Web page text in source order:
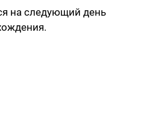
на следующий день